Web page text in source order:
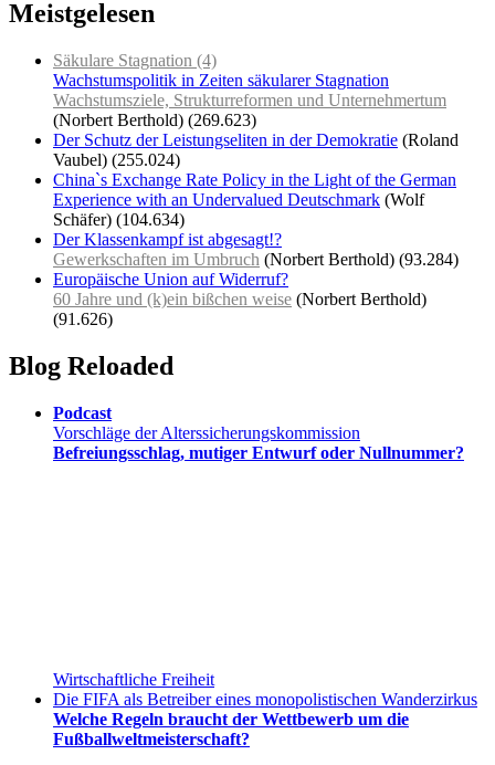
Meistgelesen
Säkulare Stagnation (4)
Wachstumspolitik in Zeiten säkularer Stagnation
Wachstumsziele, Strukturreformen und Unternehmertum
(Norbert Berthold) (269.623)
Der Schutz der Leistungseliten in der Demokratie (Roland
Vaubel) (255.024)
China`s Exchange Rate Policy in the Light of the German
Experience with an Undervalued Deutschmark (Wolf
Schäfer) (104.634)
Der Klassenkampf ist abgesagt!?
Gewerkschaften im Umbruch (Norbert Berthold) (93.284)
Europäische Union auf Widerruf?
60 Jahre und (k)ein bißchen weise (Norbert Berthold)
(91.626)
Blog Reloaded
Podcast
Vorschläge der Alterssicherungskommission
Befreiungsschlag, mutiger Entwurf oder Nullnummer?
Wirtschaftliche Freiheit
Die FIFA als Betreiber eines monopolistischen Wanderzirkus
Welche Regeln braucht der Wettbewerb um die
Fußballweltmeisterschaft?